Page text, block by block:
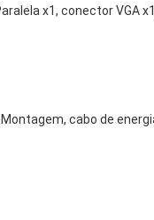
x1, conector VGA
cabo de